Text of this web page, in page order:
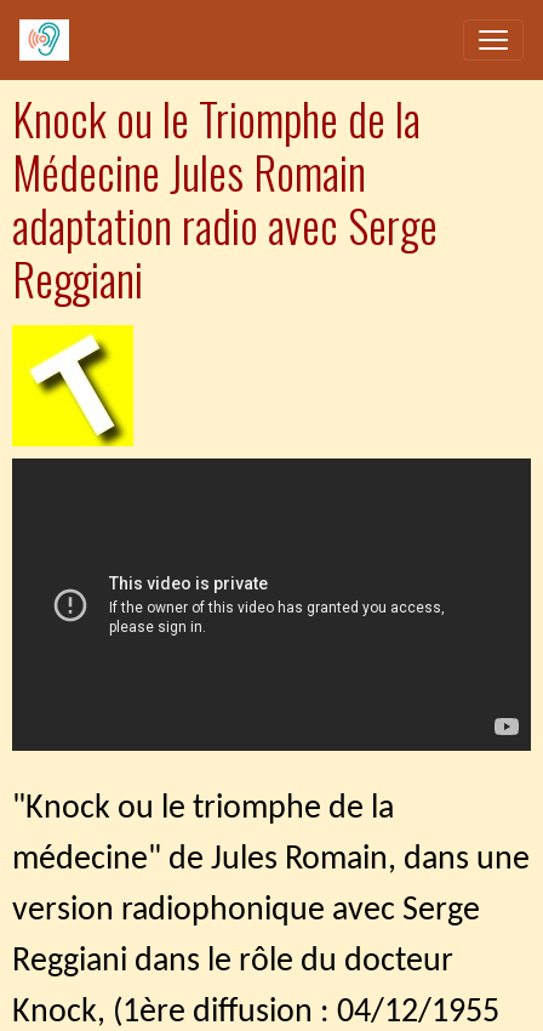
Knock ou le Triomphe de la
Médecine Jules Romain
adaptation radio avec Serge
Reggiani
"Knock ou le triomphe de la
médecine" de Jules Romain, dans une
version radiophonique avec Serge
Reggiani dans le rôle du docteur
Knock, (1ère diffusion : 04/12/1955